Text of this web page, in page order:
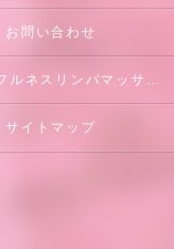
お問い合わせ
マインドフルネスリンパマッサージとは
サイトマップ